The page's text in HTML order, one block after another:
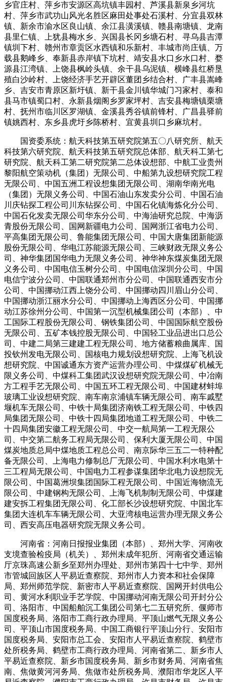
乡官庄村、萍乡市安源区高坑镇丰园村、芦溪县新泉乡河坑
村、萍乡市武功山风光名胜区麻田处事处石溪村、分宜县双林
镇、新余市渝水区良山镇、余江县潢溪镇、赣县南塘镇、龙南
县里仁镇、上犹县梅水乡、兴国县长冈乡塘石村、寻乌县吉潭
镇圳下村、赣州市章贡区水西镇和乐新村、丰城市尚庄镇、万
载县鹅峰乡、奉新县赤岸镇下坑村、靖安县水口乡水口村、婺
源县江湾镇、上饶县枫岭头镇、余干县乌泥镇、横峰县红桥垦
殖白沙岭村、上饶经济手艺开辟区董团乡结合村、广丰县嵩峰
乡、吉安市青原区新圩镇、新干县金川镇华城门习家村、泰和
县马市镇蜀口村、永新县烟阁乡罗家坪村、吉安县梅塘镇栗塘
村、抚州市临川区罗湖镇、金溪县秀谷镇前锋村、广昌县驿前
镇姚西村、东乡县虎圩乡陈桥村、宜黄县圳口乡麻坑村。
国资委系统：航天科技第五研究院第五〇八研究所、航天
科技第六研究院、航天科技第五研究院总体部、航天科工第七
研究院、航天科工第二研究院第二总体设想部、中航工业贵州
黎阳航空策动机（集团）无限公司、中船第九设想研究院工程
无限公司、中国五洲工程设想集团无限公司、湖南华南光电
（集团）无限义务公司、中国石油山东发卖分公司、中国石油
川庆钻探工程公司川东钻探公司、中国石化镇海炼化分公司、
中国石化发卖无限公司华东分公司、中海油研究总院、中海沥
青股份无限公司、国网新疆电力公司、国网浙江省电力公司、
平高集团无限公司、鲁能集团无限公司、中国大唐集团新能源
股份无限公司、华电江苏能源无限公司、三峡财政无限义务公
司、神华集团国华电力无限义务公司、神华神东煤炭集团无限
义务公司、中国电信玉树分公司、中国电信深圳分公司、中国
电信宁波分公司、中国联通郑州市分公司、中国联通西安市分
公司、中国挪动江西上饶分公司、中国挪动四川眉山分公司、
中国挪动浙江丽水分公司、中国挪动上海西区分公司、中国挪
动江苏徐州分公司、中国第一沉型机械集团公司（本部）、中
工国际工程股份无限公司、钢铁集团公司、中国国际航空股份
无限公司、五矿本钱控股无限公司、中国轻工业品进出口总公
司、中建二局第三建建工程无限公司、地方储蓄粮曲属库、国
投钦州发电无限公司、国核电力规划设想研究院、上海飞机设
想研究院、中国诚通东方资产运营办理公司、中煤煤矿机械无
限义务公司、中煤科工集团武汉设想研究院无限公司、中冶南
方工程手艺无限公司、中国五环工程无限公司、中国建材蚌埠
玻璃工业设想研究院、南车南京浦镇车辆无限公司、南车戚墅
堰机车无限公司、中铁十局集团济南铁工程无限公司、中铁四
局集团无限公司、中铁十四局集团地道工程无限公司、中铁二
十四局集团安徽工程无限公司、中交一航局第一工程无限公
司、中交第二航务工程局无限公司、保利大厦无限公司、中国
煤炭地质总局中煤地质工程总公司、南京际华三五二一特种配
备无限公司、上海电力修制总厂无限公司、中国水利水电第十
三工程局无限公司、中国电力工程参谋集团华北电力设想院无
限公司、中国葛洲坝集团国际工程无限公司、中国近海物流无
限公司、中建钢构无限公司、上海飞机制制无限公司、中煤建
建安拆工程集团无限公司、化工部长沙设想研究院、中国北车
集团大连机车车辆无限公司、大亚湾核电运营办理无限义务公
司、西安高压电器研究院无限义务公司。
河南省：河南日报报业集团（本部）、郑州大学、河南收
支境查验检疫局（机关）、郑州未成年犯所、河南省交通运输
厅京珠高速公新乡至郑州办理处、郑州市第四十七中学、郑州
市管城回族区人平易近查察院、郑州市人力资本和社会保障
局、郑州师范学院、新密市人平易近查察院、国网开封供电公
司、黄河水利职业手艺学院、中国挪动河南无限公司开封分公
司、洛阳市、中国船舶沉工集团公司第七二五研究所、偃师市
国度税务局、洛阳市工商行政办理局、平顶山燃气无限义务公
司、平顶山市国度税务局、中国工商银行平顶山分行、安阳市
国度税务局、安阳市总工会、安阳市人平易近查察院、鹤壁市
处所税务局、鹤壁市工商行政办理局、河南省第二、新乡市人
平易近查察院、新乡市国度税务局、新乡市财务局、河南省焦
南、焦做黄河河务局、焦做市处所税务局、濮阳市华龙区人平